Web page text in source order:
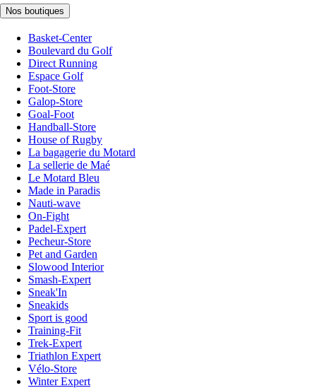
Nos boutiques
Basket-Center
Boulevard du Golf
Direct Running
Espace Golf
Foot-Store
Galop-Store
Goal-Foot
Handball-Store
House of Rugby
La bagagerie du Motard
La sellerie de Maé
Le Motard Bleu
Made in Paradis
Nauti-wave
On-Fight
Padel-Expert
Pecheur-Store
Pet and Garden
Slowood Interior
Smash-Expert
Sneak'In
Sneakids
Sport is good
Training-Fit
Trek-Expert
Triathlon Expert
Vélo-Store
Winter Expert